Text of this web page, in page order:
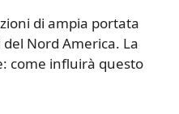
di ampia portata
Nord America. La
come influirà questo